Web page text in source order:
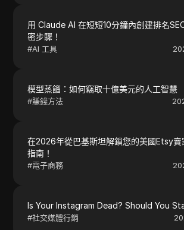
用 Claude AI 在短短10分鐘內創建排名
密步驟！
#AI 工具
模型蒸餾：如何竊取十億美元的人工智慧
#賺錢方法
在2026年從巴基斯坦解鎖您的美國Etsy賣
指南！
#電子商務
Is Your Instagram Dead? Should You
#社交媒體行銷